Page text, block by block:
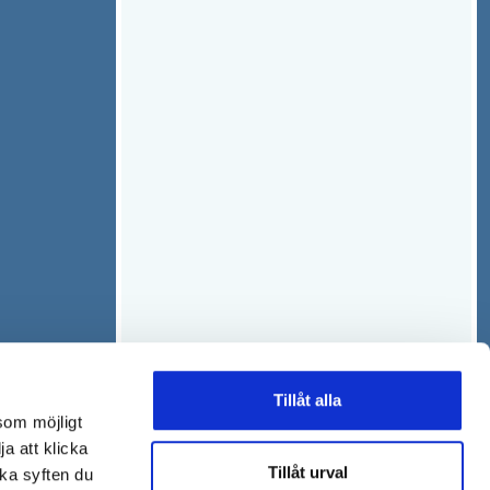
möjligt
att klicka
syften du
Tillåt alla
Tillåt urval